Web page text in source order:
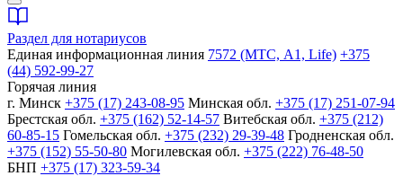
Раздел для нотариусов
Единая информационная линия 7572 (МТС, A1, Life) +375
(44) 592-99-27
Горячая линия
г. Минск +375 (17) 243-08-95 Минская обл. +375 (17) 251-07-94
Брестская обл. +375 (162) 52-14-57 Витебская обл. +375 (212)
60-85-15 Гомельская обл. +375 (232) 29-39-48 Гродненская обл.
+375 (152) 55-50-80 Могилевская обл. +375 (222) 76-48-50
БНП +375 (17) 323-59-34